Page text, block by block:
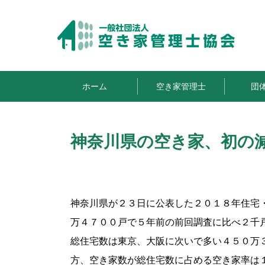
ホーム 空き家管理士 団
神奈川県の空き家、初の
神奈川県が２３日に公表した２０１８年住
万４７００戸で５年前の前回調査に比べ２千
総住宅数は東京、大阪に次いで多い４５０
方、空き家数が総住宅数に占める空き家率